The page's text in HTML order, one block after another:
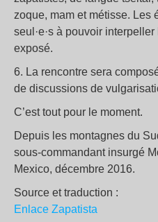
zoque, mam et métisse. Les
seul·e·s à pouvoir
exposé.
6. La rencontre sera
de discussions de
C’est tout pour le moment.
Depuis les montagnes du
sous-commandant insurgé
Mexico, décembre 2016.
Source et traduction :
Enlace Zapatista